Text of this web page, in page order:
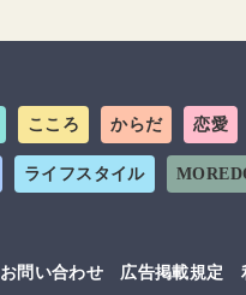
こころ からだ 恋愛
ライフスタイル
お問い合わせ 広告掲載規定